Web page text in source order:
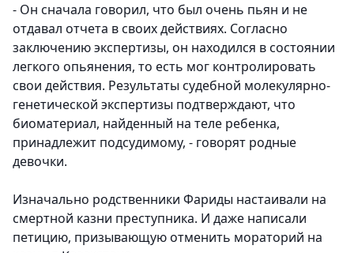
- Он сначала говорил, что был очень пьян и не
отдавал отчета в своих действиях. Согласно
заключению экспертизы, он находился в состоянии
легкого опьянения, то есть мог контролировать
свои действия. Результаты судебной молекулярно-
генетической экспертизы подтверждают, что
биоматериал, найденный на теле ребенка,
принадлежит подсудимому, - говорят родные
девочки.
Изначально родственники Фариды настаивали на
смертной казни преступника. И даже написали
петицию, призывающую отменить мораторий на